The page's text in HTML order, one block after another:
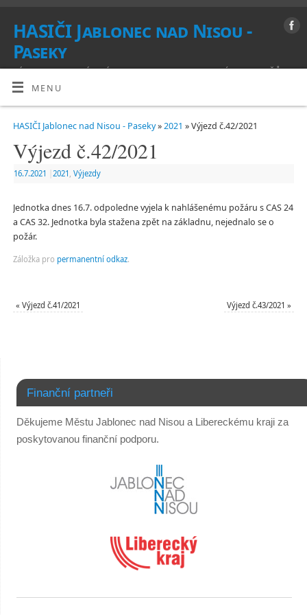
HASIČI Jablonec nad Nisou -
Paseky
VÍTEJTE NA STRÁNKÁCH SBORU DOBROVOLNÝCH HASIČŮ
MENU
HASIČI Jablonec nad Nisou - Paseky»2021 » Výjezd č.42/2021
Výjezd č.42/2021
16.7.2021 2021 , Výjezdy
Jednotka dnes 16.7. odpoledne vyjela k nahlášenému požáru s CAS 24
a CAS 32. Jednotka byla stažena zpět na základnu, nejednalo se o
požár.
Záložka pro permanentní odkaz.
« Výjezd č.41/2021 Výjezd č.43/2021»
Finanční partneři
Děkujeme Městu Jablonec nad Nisou a Libereckému kraji za
poskytovanou finanční podporu.